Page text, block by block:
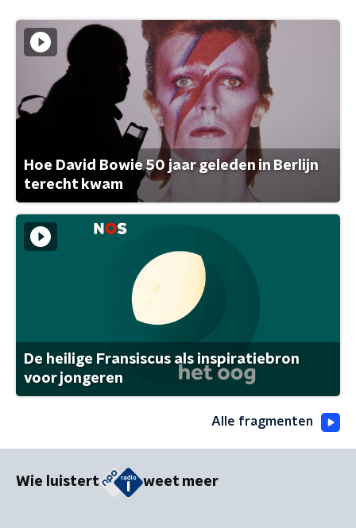
Hoe David Bowie 50 jaar geleden in Berlijn
terecht kwam
De heilige Fransiscus als inspiratiebron
voor jongeren
Alle fragmenten
Wie luistert weet meer